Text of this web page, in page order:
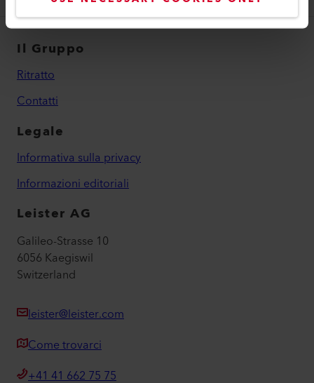
Il Gruppo
Ritratto
Contatti
Legale
Informativa sulla privacy
Informazioni editoriali
Leister AG
Galileo-Strasse 10
6056 Kaegiswil
Switzerland
leister@leister.com
Come trovarci
+41 41 662 75 75